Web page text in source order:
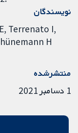
نویسندگان
Terrenato I
H
منتشرشده
1 دسامبر 2021